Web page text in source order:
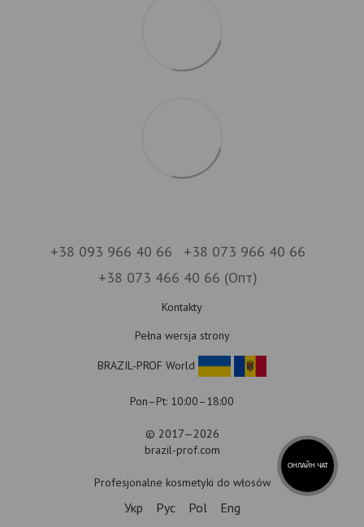
+38 093 966 40 66
+38 073 966 40 66
+38 073 466 40 66 (Опт)
Kontakty
Pełna wersja strony
BRAZIL-PROF World
Pon–Pt: 10:00–18:00
© 2017—2026
brazil-prof.com
Profesjonalne kosmetyki do włosów
Укр Рус Pol Eng
ОНЛАЙН ЧАТ